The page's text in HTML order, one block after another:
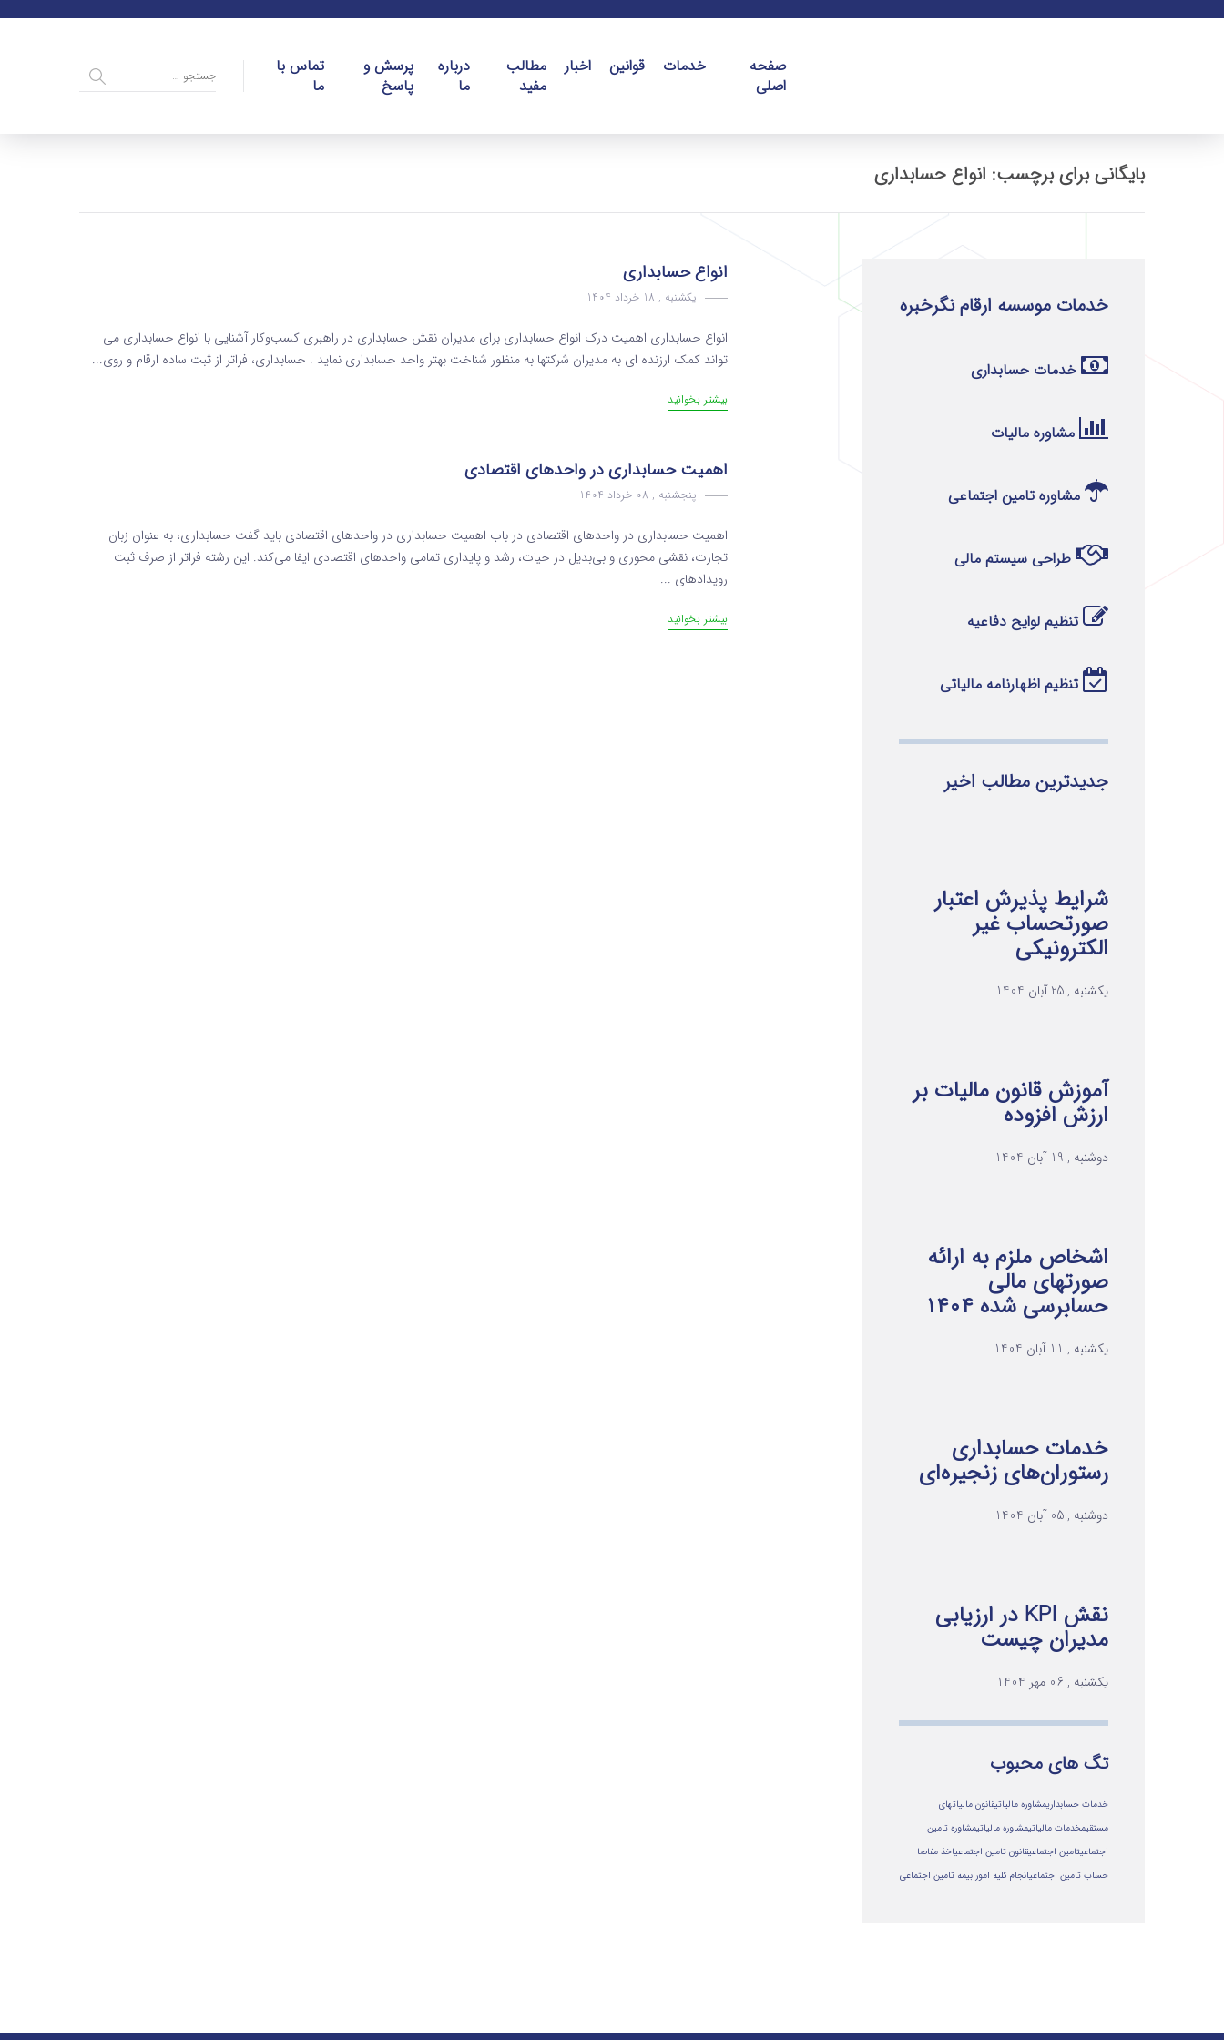
صفحه
اصلی
خدمات قوانین اخبار
مطالب
مفید
درباره
ما
پرسش و
پاسخ
تماس با
ما
بایگانی برای برچسب: انواع حسابداری
انواع حسابداری
یکشنبه , 18 خرداد 1404
انواع حسابداری اهمیت درک انواع حسابداری برای مدیران نقش حسابداری در راهبری کسب‌وکار آشنایی با انواع حسابداری می
تواند کمک ارزنده ای به مدیران شرکتها به منظور شناخت بهتر واحد حسابداری نماید . حسابداری، فراتر از ثبت ساده ارقام و روی...
بیشتر بخوانید
اهمیت حسابداری در واحدهای اقتصادی
پنجشنبه , 08 خرداد 1404
اهمیت حسابداری در واحدهای اقتصادی در باب اهمیت حسابداری در واحدهای اقتصادی باید گفت حسابداری، به عنوان زبان
تجارت، نقشی محوری و بی‌بدیل در حیات، رشد و پایداری تمامی واحدهای اقتصادی ایفا می‌کند. این رشته فراتر از صرف ثبت
رویدادهای ...
بیشتر بخوانید
خدمات موسسه ارقام نگرخبره
خدمات حسابداری
مشاوره مالیات
مشاوره تامین اجتماعی
طراحی سیستم مالی
تنظیم لوایح دفاعیه
تنظیم اظهارنامه مالیاتی
جدیدترین مطالب اخیر
شرایط پذیرش اعتبار
صورتحساب غیر
الکترونیکی
یکشنبه , 25 آبان 1404
آموزش قانون مالیات بر
ارزش افزوده
دوشنبه , 19 آبان 1404
اشخاص ملزم به ارائه
صورتهای مالی
حسابرسی شده ۱۴۰۴
یکشنبه , 11 آبان 1404
خدمات حسابداری
رستوران‌های زنجیره‌ای
دوشنبه , 05 آبان 1404
نقش KPI در ارزیابی
مدیران چیست
یکشنبه , 06 مهر 1404
تگ های محبوب
خدمات حسابداریمشاوره مالیاتیقانون مالیاتهای
مستقیمخدمات مالیاتیمشاوره مالياتيمشاوره تامین
اجتماعیتامین اجتماعیقانون تامین اجتماعیاخذ مفاصا
حساب تامین اجتماعیانجام کلیه امور بیمه تامین اجتماعی